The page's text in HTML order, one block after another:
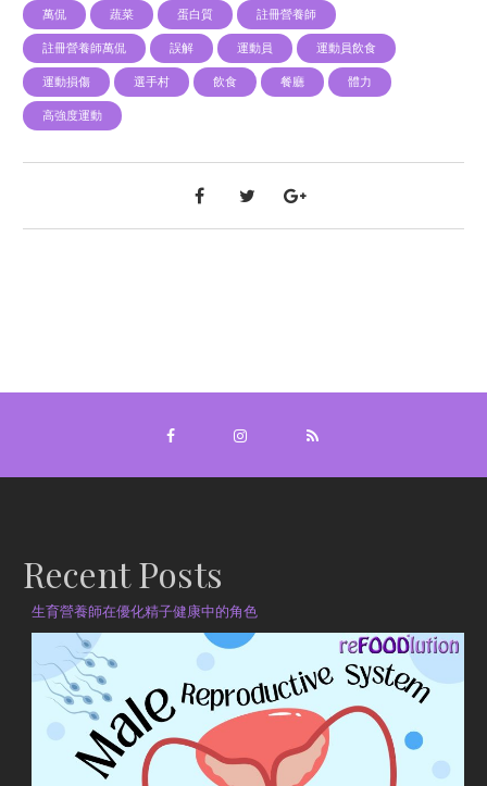
萬侃 蔬菜 蛋白質 註冊營養師
註冊營養師萬侃 誤解 運動員 運動員飲食
運動損傷 選手村 飲食 餐廳 體力
高強度運動
Recent Posts
生育營養師在優化精子健康中的角色